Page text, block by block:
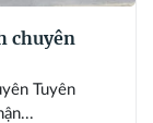
chuyên
Tuyên